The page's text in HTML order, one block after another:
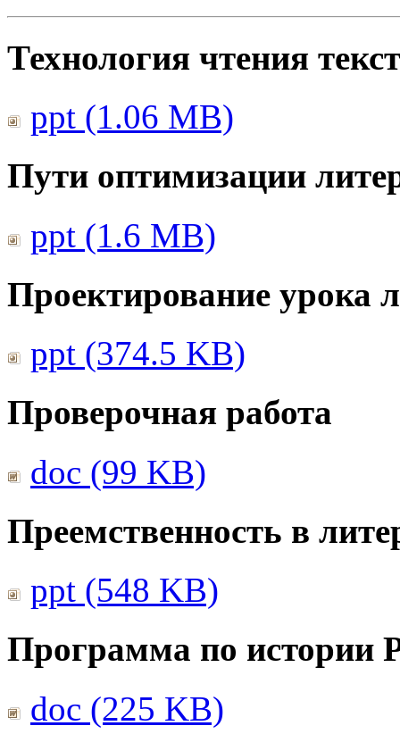
Технология чтения
ppt (1.06 MB)
Пути оптимизации
ppt (1.6 MB)
Проектирование урока
ppt (374.5 KB)
Проверочная работа
doc (99 KB)
Преемственность в
ppt (548 KB)
Программа по истории
doc (225 KB)